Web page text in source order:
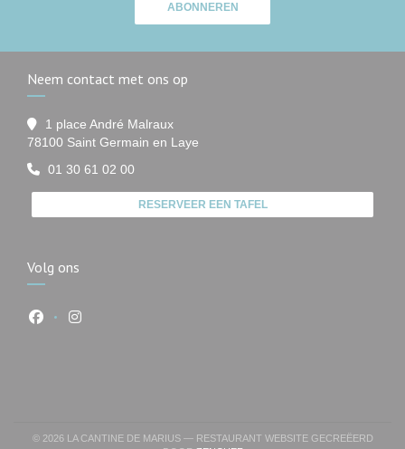
ABONNEREN
Neem contact met ons op
1 place André Malraux
78100 Saint Germain en Laye
01 30 61 02 00
RESERVEER EEN TAFEL
Volg ons
Facebook ((opent in een nieuw venster))
Instagram ((opent in een nieuw venster))
© 2026 LA CANTINE DE MARIUS — RESTAURANT WEBSITE GECREËERD